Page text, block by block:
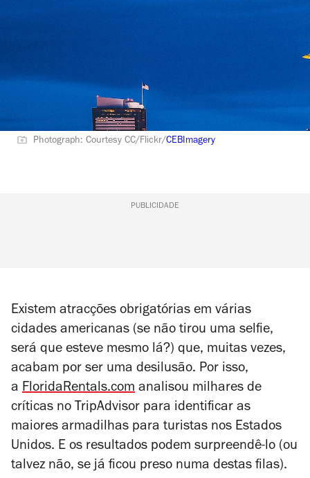
Photograph: Courtesy CC/Flickr/CEBImagery
PUBLICIDADE
Existem atracções obrigatórias em várias
cidades americanas (se não tirou uma selfie,
será que esteve mesmo lá?) que, muitas vezes,
acabam por ser uma desilusão. Por isso,
a FloridaRentals.com analisou milhares de
críticas no TripAdvisor para identificar as
maiores armadilhas para turistas nos Estados
Unidos. E os resultados podem surpreendê-lo (ou
talvez não, se já ficou preso numa destas filas).